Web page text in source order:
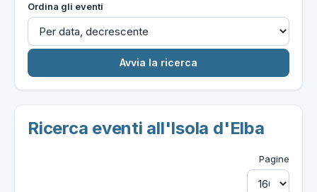
Ordina gli eventi
Ricerca eventi all'Isola d'Elba
Pagine